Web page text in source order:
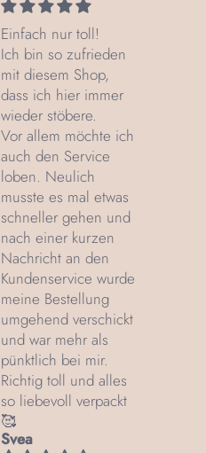
Einfach nur toll!
Ich bin so zufrieden
mit diesem Shop,
dass ich hier immer
wieder stöbere.
Vor allem möchte ich
auch den Service
loben. Neulich
musste es mal etwas
schneller gehen und
nach einer kurzen
Nachricht an den
Kundenservice wurde
meine Bestellung
umgehend verschickt
und war mehr als
pünktlich bei mir.
Richtig toll und alles
so liebevoll verpackt
🥰
Svea